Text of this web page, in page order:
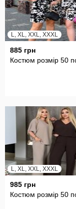
L, XL, XXL, XXXL
885 грн
Костюм розмір 50
L, XL, XXL, XXXL
985 грн
Костюм розмір 50